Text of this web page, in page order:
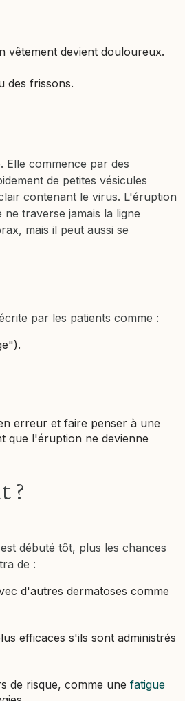
vêtement devient douloureux.
des frissons.
Elle commence par des
de petites vésicules
contenant le virus. L'éruption
traverse jamais la ligne
mais il peut aussi se
par les patients comme :
erreur et faire penser à une
que l'éruption ne devienne
?
débuté tôt, plus les chances
de :
d'autres dermatoses comme
efficaces s'ils sont administrés
de risque, comme une fatigue